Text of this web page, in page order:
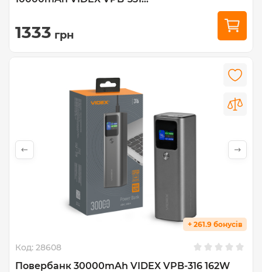
1333 грн
+ 261.9 бонусів
Код: 28608
Повербанк 30000mAh VIDEX VPB-316 162W